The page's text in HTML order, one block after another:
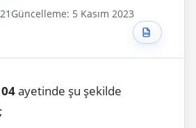
Güncelleme: 5 Kasım 2023
ayetinde şu şekilde